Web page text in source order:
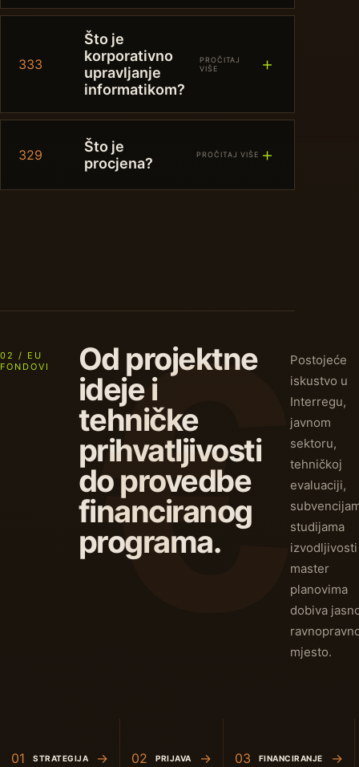
333
Što je
korporativno
upravljanje
informatikom?
PROČITAJ
VIŠE
＋
329
Što je
procjena?
PROČITAJ VIŠE ＋
02 / EU
FONDOVI
Od projektne
ideje i
tehničke
prihvatljivosti
do provedbe
financiranog
programa.
Postojeće
iskustvo u
Interregu,
javnom
sektoru,
tehničkoj
evaluaciji,
studijama
master
planovima
dobiva
mjesto.
01 STRATEGIJA → 02 PRIJAVA → 03 FINANCIRANJE →